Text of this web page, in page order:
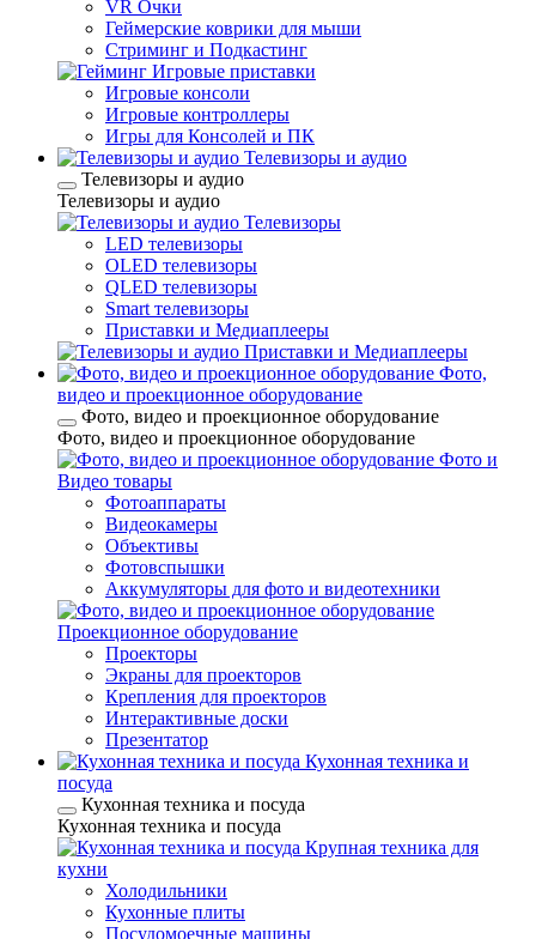
VR Очки
Геймерские коврики для мыши
Стриминг и Подкастинг
Игровые приставки
Игровые консоли
Игровые контроллеры
Игры для Консолей и ПК
Телевизоры и аудио
Телевизоры и аудио
Телевизоры и аудио
Телевизоры
LED телевизоры
OLED телевизоры
QLED телевизоры
Smart телевизоры
Приставки и Медиаплееры
Приставки и Медиаплееры
Фото,
видео и проекционное оборудование
Фото, видео и проекционное оборудование
Фото, видео и проекционное оборудование
Фото и
Видео товары
Фотоаппараты
Видеокамеры
Объективы
Фотовспышки
Аккумуляторы для фото и видеотехники
Проекционное оборудование
Проекторы
Экраны для проекторов
Крепления для проекторов
Интерактивные доски
Презентатор
Кухонная техника и
посуда
Кухонная техника и посуда
Кухонная техника и посуда
Крупная техника для
кухни
Холодильники
Кухонные плиты
Посудомоечные машины